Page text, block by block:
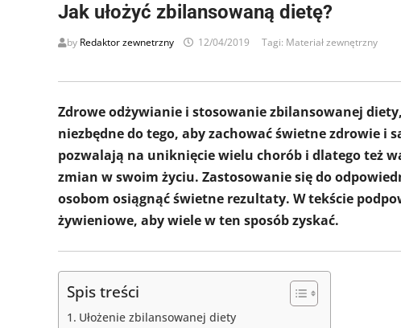
Jak ułożyć zbilansowaną dietę?
by Redaktor zewnetrzny 12/04/2019 Tagi: Materiał zewnętrzny
Zdrowe odżywianie i stosowanie zbilansowanej
niezbędne do tego, aby zachować świetne zdrowie i
pozwalają na uniknięcie wielu chorób i dlatego też
zmian w swoim życiu. Zastosowanie się do
osobom osiągnąć świetne rezultaty. W tekście
żywieniowe, aby wiele w ten sposób zyskać.
Spis treści
Ułożenie zbilansowanej diety